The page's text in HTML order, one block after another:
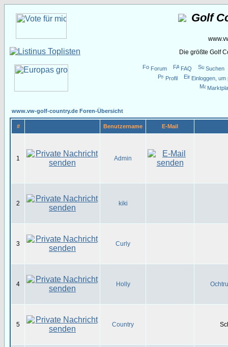
Golf
Die größte Golf
Forum FAQ
Suchen
Profil
Einloggen,
www.vw-golf-country.de Foren-Übersicht
# Benutzername E-Mail
1 Admin
2 kiki
3 Curly
4 Holly
5 Country